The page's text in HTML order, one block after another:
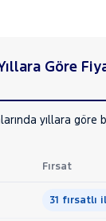
Göre
yıllara
Fırsat
31 fırsatlı